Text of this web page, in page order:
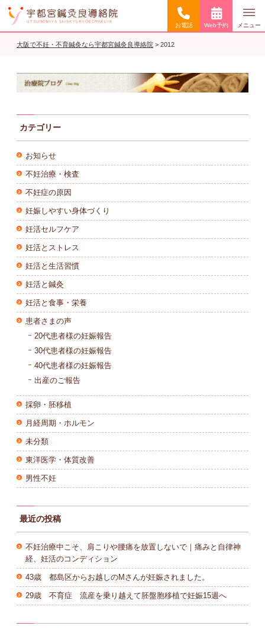
お電話 Web予約 メニュー
大阪で不妊・不育鍼灸なら宇都宮鍼灸良導絡院 > 2012
カテゴリー
お知らせ
不妊治療・検査
不妊症の原因
妊娠しやすい身体づくり
妊活セルフケア
妊活とストレス
妊活と生活習慣
妊活と鍼灸
妊活と食事・栄養
患者さまの声
20代患者様の妊娠報告
30代患者様の妊娠報告
40代患者様の妊娠報告
出産のご報告
採卵・胚移植
月経周期・ホルモン
未分類
東洋医学・体質改善
男性不妊
最近の投稿
不妊治療中こそ、肩こりや腰痛を放置しないで｜痛みと自律神
経、妊活のコンディション
43歳 都島区からお越しのMさんが妊娠されました。
29歳 不育症 流産を乗り越えて胚盤胞移植で妊娠15週へ